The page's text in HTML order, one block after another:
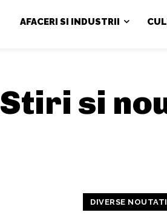
AFACERI SI INDUSTRII
Stiri si
DIVERSE NOUTATI